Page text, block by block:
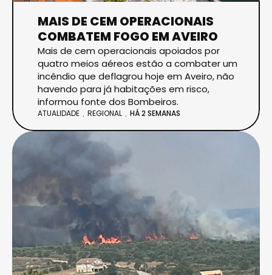
MAIS DE CEM OPERACIONAIS
COMBATEM FOGO EM AVEIRO
Mais de cem operacionais apoiados por
quatro meios aéreos estão a combater um
incêndio que deflagrou hoje em Aveiro, não
havendo para já habitações em risco,
informou fonte dos Bombeiros.
ATUALIDADE REGIONAL HÁ 2 SEMANAS